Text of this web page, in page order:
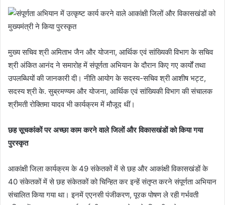
मुख्य सचिव श्री अमिताभ जैन और योजना, आर्थिक एवं सांख्यिकी विभाग के सचिव
श्री अंकित आनंद ने समारोह में संपूर्णता अभियान के दौरान किए गए कार्यों तथा
उपलब्धियों की जानकारी दी। नीति आयोग के सदस्य-सचिव श्री आशीष भट्ट,
सदस्य श्री के. सुब्रमण्यम और योजना, आर्थिक एवं सांख्यिकी विभाग की संचालक
श्रीमती रोक्तिमा यादव भी कार्यक्रम में मौजूद थीं।
छह सूचकांकों पर अच्छा काम करने वाले जिलों और विकासखंडों को किया गया
पुरस्कृत
आकांक्षी जिला कार्यक्रम के 49 संकेतकों में से छह और आकांक्षी विकासखंडों के
40 संकेतकों में से छह संकेतकों को चिन्हित कर इन्हें संतृप्त करने संपूर्णता अभियान
संचालित किया गया था। इनमें एएनसी पंजीकरण, पूरक पोषण ले रही गर्भवती